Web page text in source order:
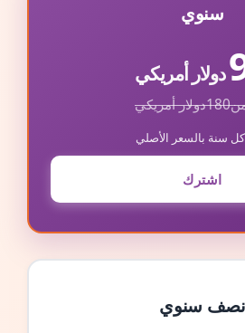
سنوي
دولار أمريكي
180دولار أمريكي
سنة بالسعر الأصلي
اشترك
نصف سنوي